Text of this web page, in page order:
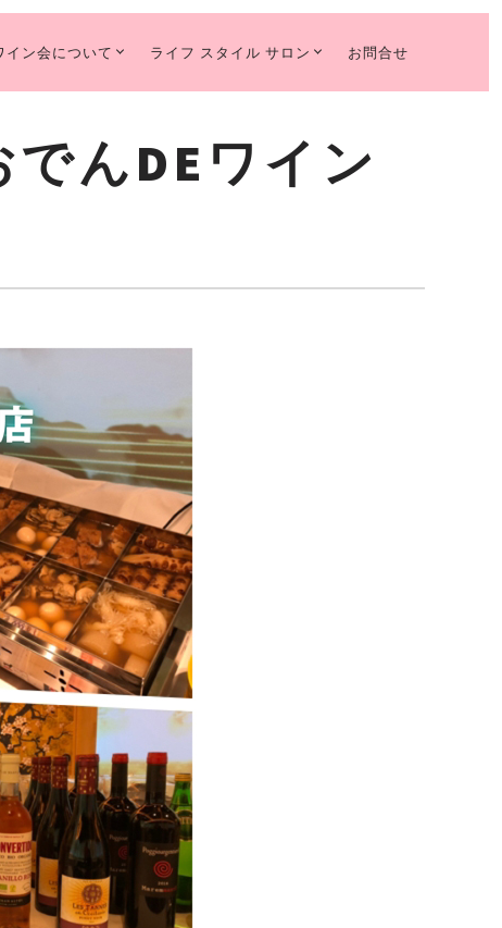
イン会について ライフ スタイル サロン お問合せ
んDEワイン